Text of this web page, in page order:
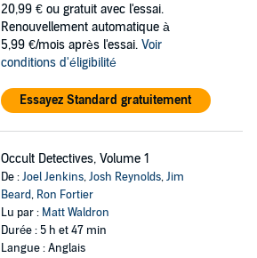
20,99 € ou gratuit avec l'essai.
Renouvellement automatique à
5,99 €/mois après l'essai. Voir
conditions d'éligibilité
Essayez Standard gratuitement
Occult Detectives, Volume 1
De :Joel Jenkins,Josh Reynolds,Jim
Beard, Ron Fortier
Lu par : Matt Waldron
Durée : 5 h et 47 min
Langue : Anglais